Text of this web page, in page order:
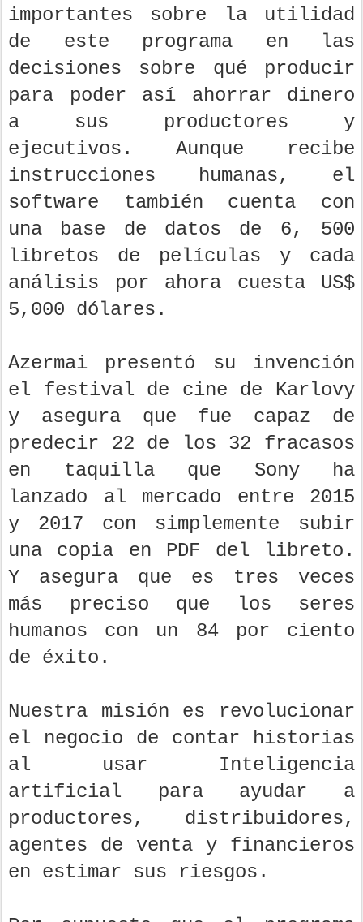
importantes sobre la utilidad
de este programa en las
decisiones sobre qué producir
para poder así ahorrar dinero
a sus productores y
ejecutivos. Aunque recibe
instrucciones humanas, el
software también cuenta con
una base de datos de 6, 500
libretos de películas y cada
análisis por ahora cuesta US$
5,000 dólares.
Azermai presentó su invención
el festival de cine de Karlovy
y asegura que fue capaz de
predecir 22 de los 32 fracasos
en taquilla que Sony ha
lanzado al mercado entre 2015
y 2017 con simplemente subir
una copia en PDF del libreto.
Y asegura que es tres veces
más preciso que los seres
humanos con un 84 por ciento
de éxito.
Nuestra misión es revolucionar
el negocio de contar historias
al usar Inteligencia
artificial para ayudar a
productores, distribuidores,
agentes de venta y financieros
en estimar sus riesgos.